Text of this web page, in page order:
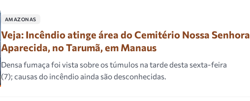
AMAZONAS
Veja: Incêndio atinge área do Cemitério Nossa Senhora
Aparecida, no Tarumã, em Manaus
Densa fumaça foi vista sobre os túmulos na tarde desta sexta-feira
(7); causas do incêndio ainda são desconhecidas.